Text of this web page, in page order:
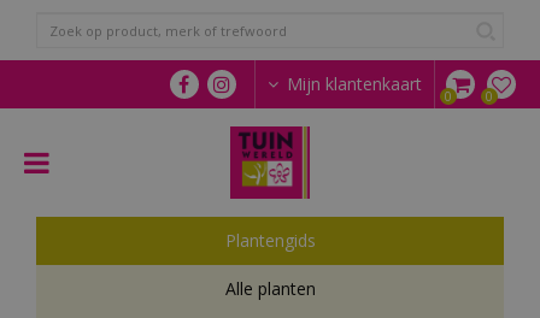
n
a
Mijn klantenkaart
Plantengids
Alle planten